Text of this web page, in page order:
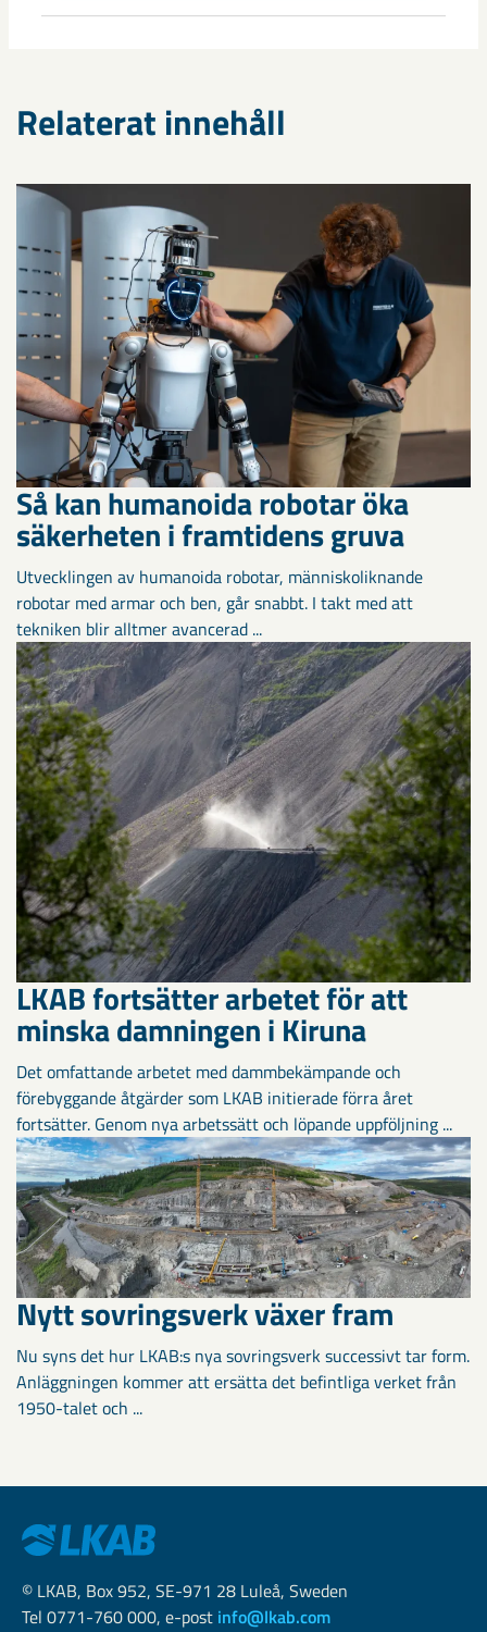
Relaterat innehåll
Så kan humanoida robotar öka
säkerheten i framtidens gruva
Utvecklingen av humanoida robotar, människoliknande
robotar med armar och ben, går snabbt. I takt med att
tekniken blir alltmer avancerad ...
LKAB fortsätter arbetet för att
minska damningen i Kiruna
Det omfattande arbetet med dammbekämpande och
förebyggande åtgärder som LKAB initierade förra året
fortsätter. Genom nya arbetssätt och löpande uppföljning ...
Nytt sovringsverk växer fram
Nu syns det hur LKAB:s nya sovringsverk successivt tar form.
Anläggningen kommer att ersätta det befintliga verket från
1950-talet och ...
© LKAB, Box 952, SE-971 28 Luleå, Sweden
Tel 0771-760 000, e-post info@lkab.com